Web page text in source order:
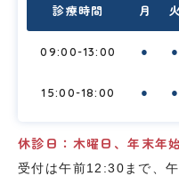
診療時間 月 火
09:00-13:00 ● ●
15:00-18:00 ● ●
休診日：木曜日、年末年
受付は午前12:30まで、